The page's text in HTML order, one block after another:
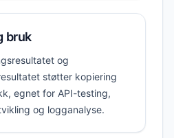
bruk
og
støtter kopiering
egnet for API-testing,
og logganalyse.